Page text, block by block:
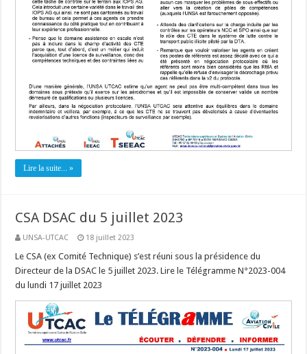
Lire la suite... »
CSA DSAC du 5 juillet 2023
UNSA-UTCAC 18 juillet 2023
Le CSA (ex Comité Technique) s’est réuni sous la présidence du
Directeur de la DSAC le 5 juillet 2023. Lire le Télégramme N°2023-004
du lundi 17 juillet 2023